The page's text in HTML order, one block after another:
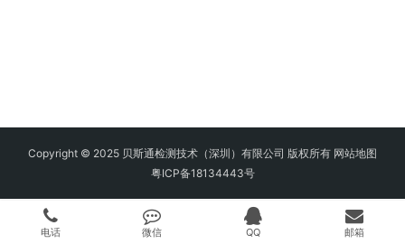
Copyright © 2025 贝斯通检测技术（深圳）有限公司 版权所有 网站地图
粤ICP备18134443号
电话 微信 QQ 邮箱